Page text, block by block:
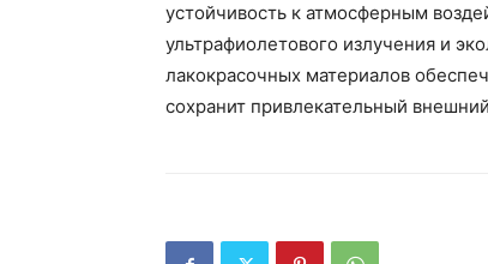
устойчивость к атмосферным
ультрафиолетового излучения и
лакокрасочных материалов
сохранит привлекательный